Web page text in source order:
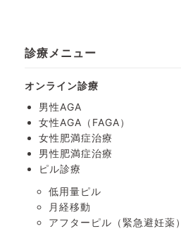
診療メニュー
オンライン診療
男性AGA
女性AGA（FAGA）
女性肥満症治療
男性肥満症治療
ピル診療
低用量ピル
月経移動
アフターピル （緊急避妊薬）